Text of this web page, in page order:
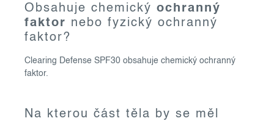
Obsahuje chemický ochranný
faktor nebo fyzický ochranný
faktor?
Clearing Defense SPF30 obsahuje chemický ochranný
faktor.
Na kterou část těla by se měl